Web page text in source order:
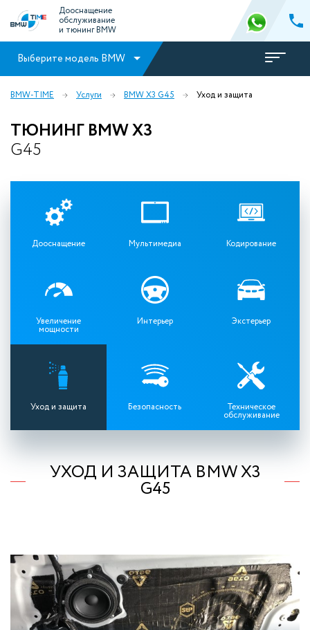
Дооснащение
обслуживание
и тюнинг BMW
Выберите модель BMW
BMW-TIME Услуги BMW X3 G45 Уход и защита
ТЮНИНГ BMW X3
G45
Дооснащение Мультимедиа Кодирование
Увеличение
мощности
Интерьер Экстерьер
Уход и защита Безопасность Техническое
обслуживание
УХОД И ЗАЩИТА BMW X3
G45